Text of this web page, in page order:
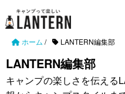
ホーム / LANTERN編集部
LANTERN編集部
キャンプの楽しさを伝える